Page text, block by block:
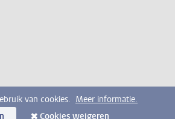
van cookies. Meer informatie.
Cookies weigeren